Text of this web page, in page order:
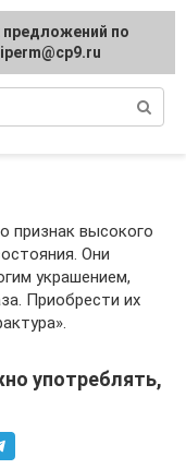
кофе
признак высокого
Они
украшением,
Приобрести их
употреблять,
по